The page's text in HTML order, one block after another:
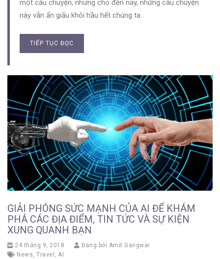
một câu chuyện, nhưng cho đến nay, những câu chuyện
này vẫn ẩn giấu khỏi hầu hết chúng ta.
TIẾP TỤC ĐỌC
GIẢI PHÓNG SỨC MẠNH CỦA AI ĐỂ KHÁM
PHÁ CÁC ĐỊA ĐIỂM, TIN TỨC VÀ SỰ KIỆN
XUNG QUANH BẠN
24 tháng 9, 2018 Đăng bởi Amit Gangwar
News, Travel , AI